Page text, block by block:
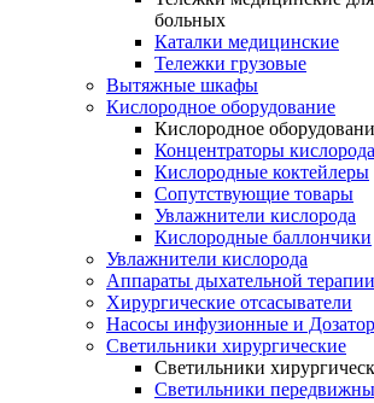
больных
Каталки медицинские
Тележки грузовые
Вытяжные шкафы
Кислородное оборудование
Кислородное
Концентраторы кислорода
Кислородные коктейлеры
Сопутствующие товары
Увлажнители кислорода
Кислородные баллончики
Увлажнители кислорода
Аппараты дыхательной терапии
Хирургические отсасыватели
Насосы инфузионные и
Светильники хирургические
Светильники
Светильники